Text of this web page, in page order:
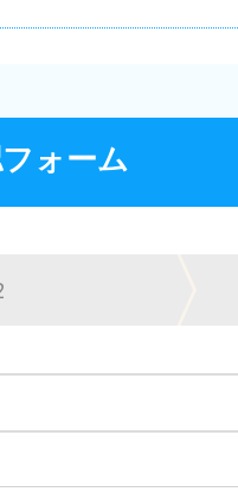
ォーム